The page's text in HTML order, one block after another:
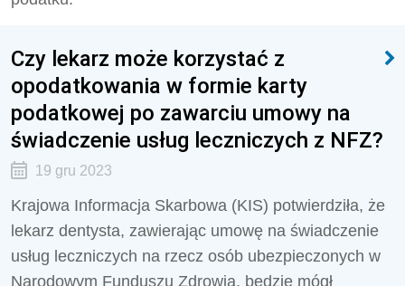
Czy lekarz może korzystać z
opodatkowania w formie karty
podatkowej po zawarciu umowy na
świadczenie usług leczniczych z NFZ?
19 gru 2023
Krajowa Informacja Skarbowa (KIS) potwierdziła, że
lekarz dentysta, zawierając umowę na świadczenie
usług leczniczych na rzecz osób ubezpieczonych w
Narodowym Funduszu Zdrowia, będzie mógł